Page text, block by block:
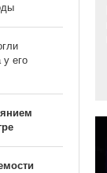
у его